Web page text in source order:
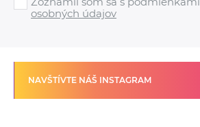
osobných údajov
NAVŠTÍVTE NÁŠ INSTAGRAM